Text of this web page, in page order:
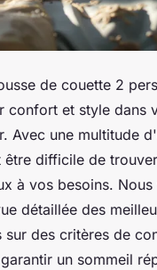
de couette 2
confort et style dans
Avec une multitude
difficile de
à vos besoins. Nous
détaillée des
sur des critères de
un sommeil